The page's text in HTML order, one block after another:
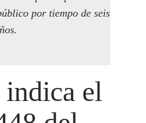
por tiempo de seis
indica el